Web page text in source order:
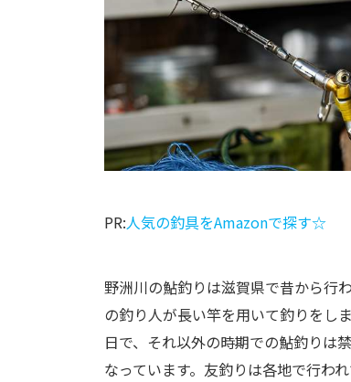
PR:人気の釣具をAmazonで探す☆
野洲川の鮎釣りは滋賀県で昔から行
の釣り人が長い竿を用いて釣りをし
日で、それ以外の時期での鮎釣りは
なっています。友釣りは各地で行わ